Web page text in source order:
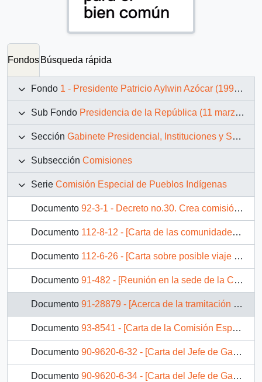
Fondos Búsqueda rápida
Fondo 1 - Presidente Patricio Aylwin Azócar (1990-1994)
Sub Fondo Presidencia de la República (11 marzo 1990 – 11 marzo 1994)
Sección Gabinete Presidencial, Instituciones y Servicios
Subsección Comisiones
Serie Comisión Especial de Pueblos Indígenas
Documento 92-3-1 - Decreto no.30. Crea comisión especial de pueblos indígenas
Documento 112-8-12 - [Carta de las comunidades mapuches sobre la recuperación de las tierras usurpadas]
Documento 112-6-26 - [Carta sobre posible viaje del Presidente de la República a la I región]
Documento 91-482 - [Reunión en la sede de la Conferencia Episcopal de Chile con los Obispos de las áreas indígenas sobre el proyecto de nueva ley]
Documento 91-28879 - [Acerca de la tramitación de la nueva Ley Indígena]
Documento 93-8541 - [Carta de la Comisión Especial de Pueblos Indígenas]
Documento 90-9620-6-32 - [Carta del Jefe de Gabinete Presidencial al Director de la Comisión Nacional de Pueblos Indígenas]
Documento 90-9620-6-34 - [Carta del Jefe de Gabinete Presidencial al Director de la Comisión Nacional de Pueblos Indígenas]